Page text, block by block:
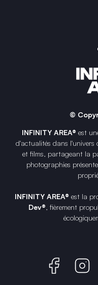
©
INFINITY AREA® est
d'actualités dans l'univers
et films, partageant la
photographies
INFINITY AREA® est la
Dev®, fièrement